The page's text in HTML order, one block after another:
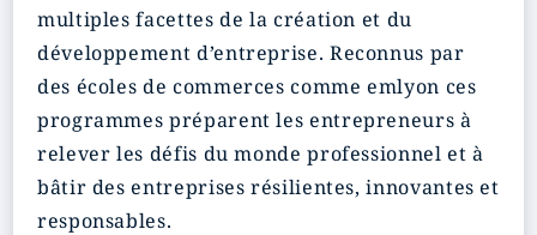
multiples facettes de la création et du
développement d’entreprise. Reconnus par
des écoles de commerces comme emlyon ces
programmes préparent les entrepreneurs à
relever les défis du monde professionnel et à
bâtir des entreprises résilientes, innovantes et
responsables.